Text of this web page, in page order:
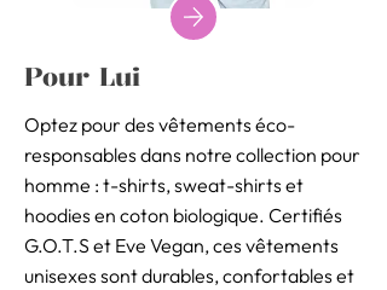
Pour Lui
Optez pour des vêtements éco-
responsables dans notre collection pour
homme : t-shirts, sweat-shirts et
hoodies en coton biologique. Certifiés
G.O.T.S et Eve Vegan, ces vêtements
unisexes sont durables, confortables et